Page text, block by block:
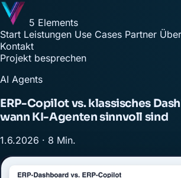
5 Elements
Start Leistungen Use Cases Partner
Kontakt
Projekt besprechen
AI Agents
ERP-Copilot vs. klassisches
wann KI-Agenten sinnvoll sind
1.6.2026 · 8 Min.